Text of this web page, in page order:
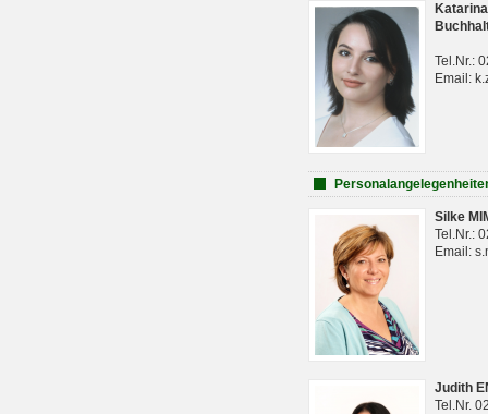
Tel.Nr.:
Email:
Silke
Tel.Nr.:
Email:
Judith
Tel.Nr.